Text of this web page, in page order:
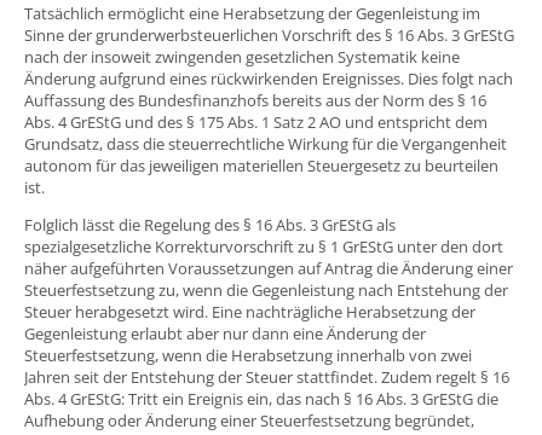
Tatsächlich ermöglicht eine Herabsetzung der Gegenleistung im
Sinne der grunderwerbsteuerlichen Vorschrift des § 16 Abs. 3 GrEStG
nach der insoweit zwingenden gesetzlichen Systematik keine
Änderung aufgrund eines rückwirkenden Ereignisses. Dies folgt nach
Auffassung des Bundesfinanzhofs bereits aus der Norm des § 16
Abs. 4 GrEStG und des § 175 Abs. 1 Satz 2 AO und entspricht dem
Grundsatz, dass die steuerrechtliche Wirkung für die Vergangenheit
autonom für das jeweiligen materiellen Steuergesetz zu beurteilen
ist.
Folglich lässt die Regelung des § 16 Abs. 3 GrEStG als
spezialgesetzliche Korrekturvorschrift zu § 1 GrEStG unter den dort
näher aufgeführten Voraussetzungen auf Antrag die Änderung einer
Steuerfestsetzung zu, wenn die Gegenleistung nach Entstehung der
Steuer herabgesetzt wird. Eine nachträgliche Herabsetzung der
Gegenleistung erlaubt aber nur dann eine Änderung der
Steuerfestsetzung, wenn die Herabsetzung innerhalb von zwei
Jahren seit der Entstehung der Steuer stattfindet. Zudem regelt § 16
Abs. 4 GrEStG: Tritt ein Ereignis ein, das nach § 16 Abs. 3 GrEStG die
Aufhebung oder Änderung einer Steuerfestsetzung begründet,